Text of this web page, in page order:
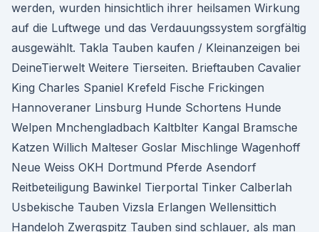
werden, wurden hinsichtlich ihrer heilsamen Wirkung
auf die Luftwege und das Verdauungssystem sorgfältig
ausgewählt. Takla Tauben kaufen / Kleinanzeigen bei
DeineTierwelt Weitere Tierseiten. Brieftauben Cavalier
King Charles Spaniel Krefeld Fische Frickingen
Hannoveraner Linsburg Hunde Schortens Hunde
Welpen Mnchengladbach Kaltblter Kangal Bramsche
Katzen Willich Malteser Goslar Mischlinge Wagenhoff
Neue Weiss OKH Dortmund Pferde Asendorf
Reitbeteiligung Bawinkel Tierportal Tinker Calberlah
Usbekische Tauben Vizsla Erlangen Wellensittich
Handeloh Zwergspitz Tauben sind schlauer, als man